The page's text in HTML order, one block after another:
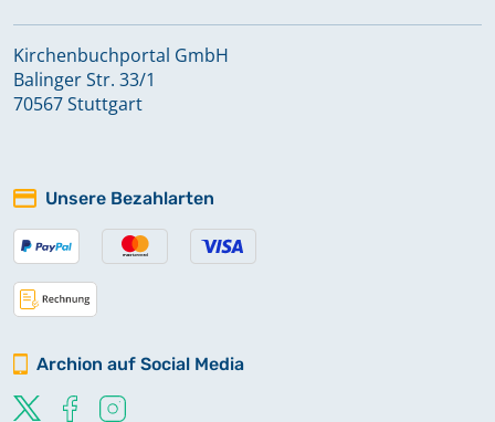
Kirchenbuchportal GmbH
Balinger Str. 33/1
70567 Stuttgart
Unsere Bezahlarten
Archion auf Social Media